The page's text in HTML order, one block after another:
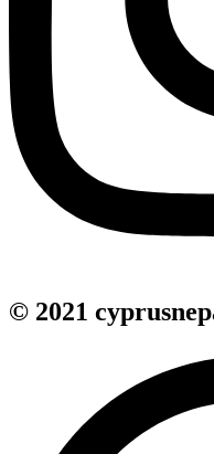
© 2021